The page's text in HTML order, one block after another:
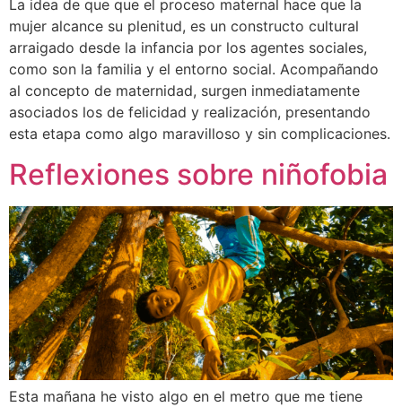
La idea de que que el proceso maternal hace que la
mujer alcance su plenitud, es un constructo cultural
arraigado desde la infancia por los agentes sociales,
como son la familia y el entorno social. Acompañando
al concepto de maternidad, surgen inmediatamente
asociados los de felicidad y realización, presentando
esta etapa como algo maravilloso y sin complicaciones.
Reflexiones sobre niñofobia
Esta mañana he visto algo en el metro que me tiene